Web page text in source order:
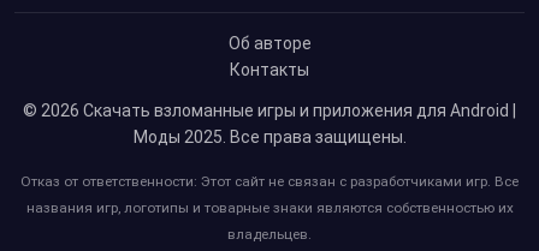
Об авторе
Контакты
© 2026 Скачать взломанные игры и приложения для Android |
Моды 2025. Все права защищены.
Отказ от ответственности: Этот сайт не связан с разработчиками игр. Все
названия игр, логотипы и товарные знаки являются собственностью их
владельцев.